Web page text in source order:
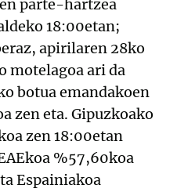
parte-hartzea
18:00etan;
apirilaren 28ko
motelagoa ari da
botua emandakoen
zen eta. Gipuzkoako
zen 18:00etan
%57,60koa
Espainiakoa